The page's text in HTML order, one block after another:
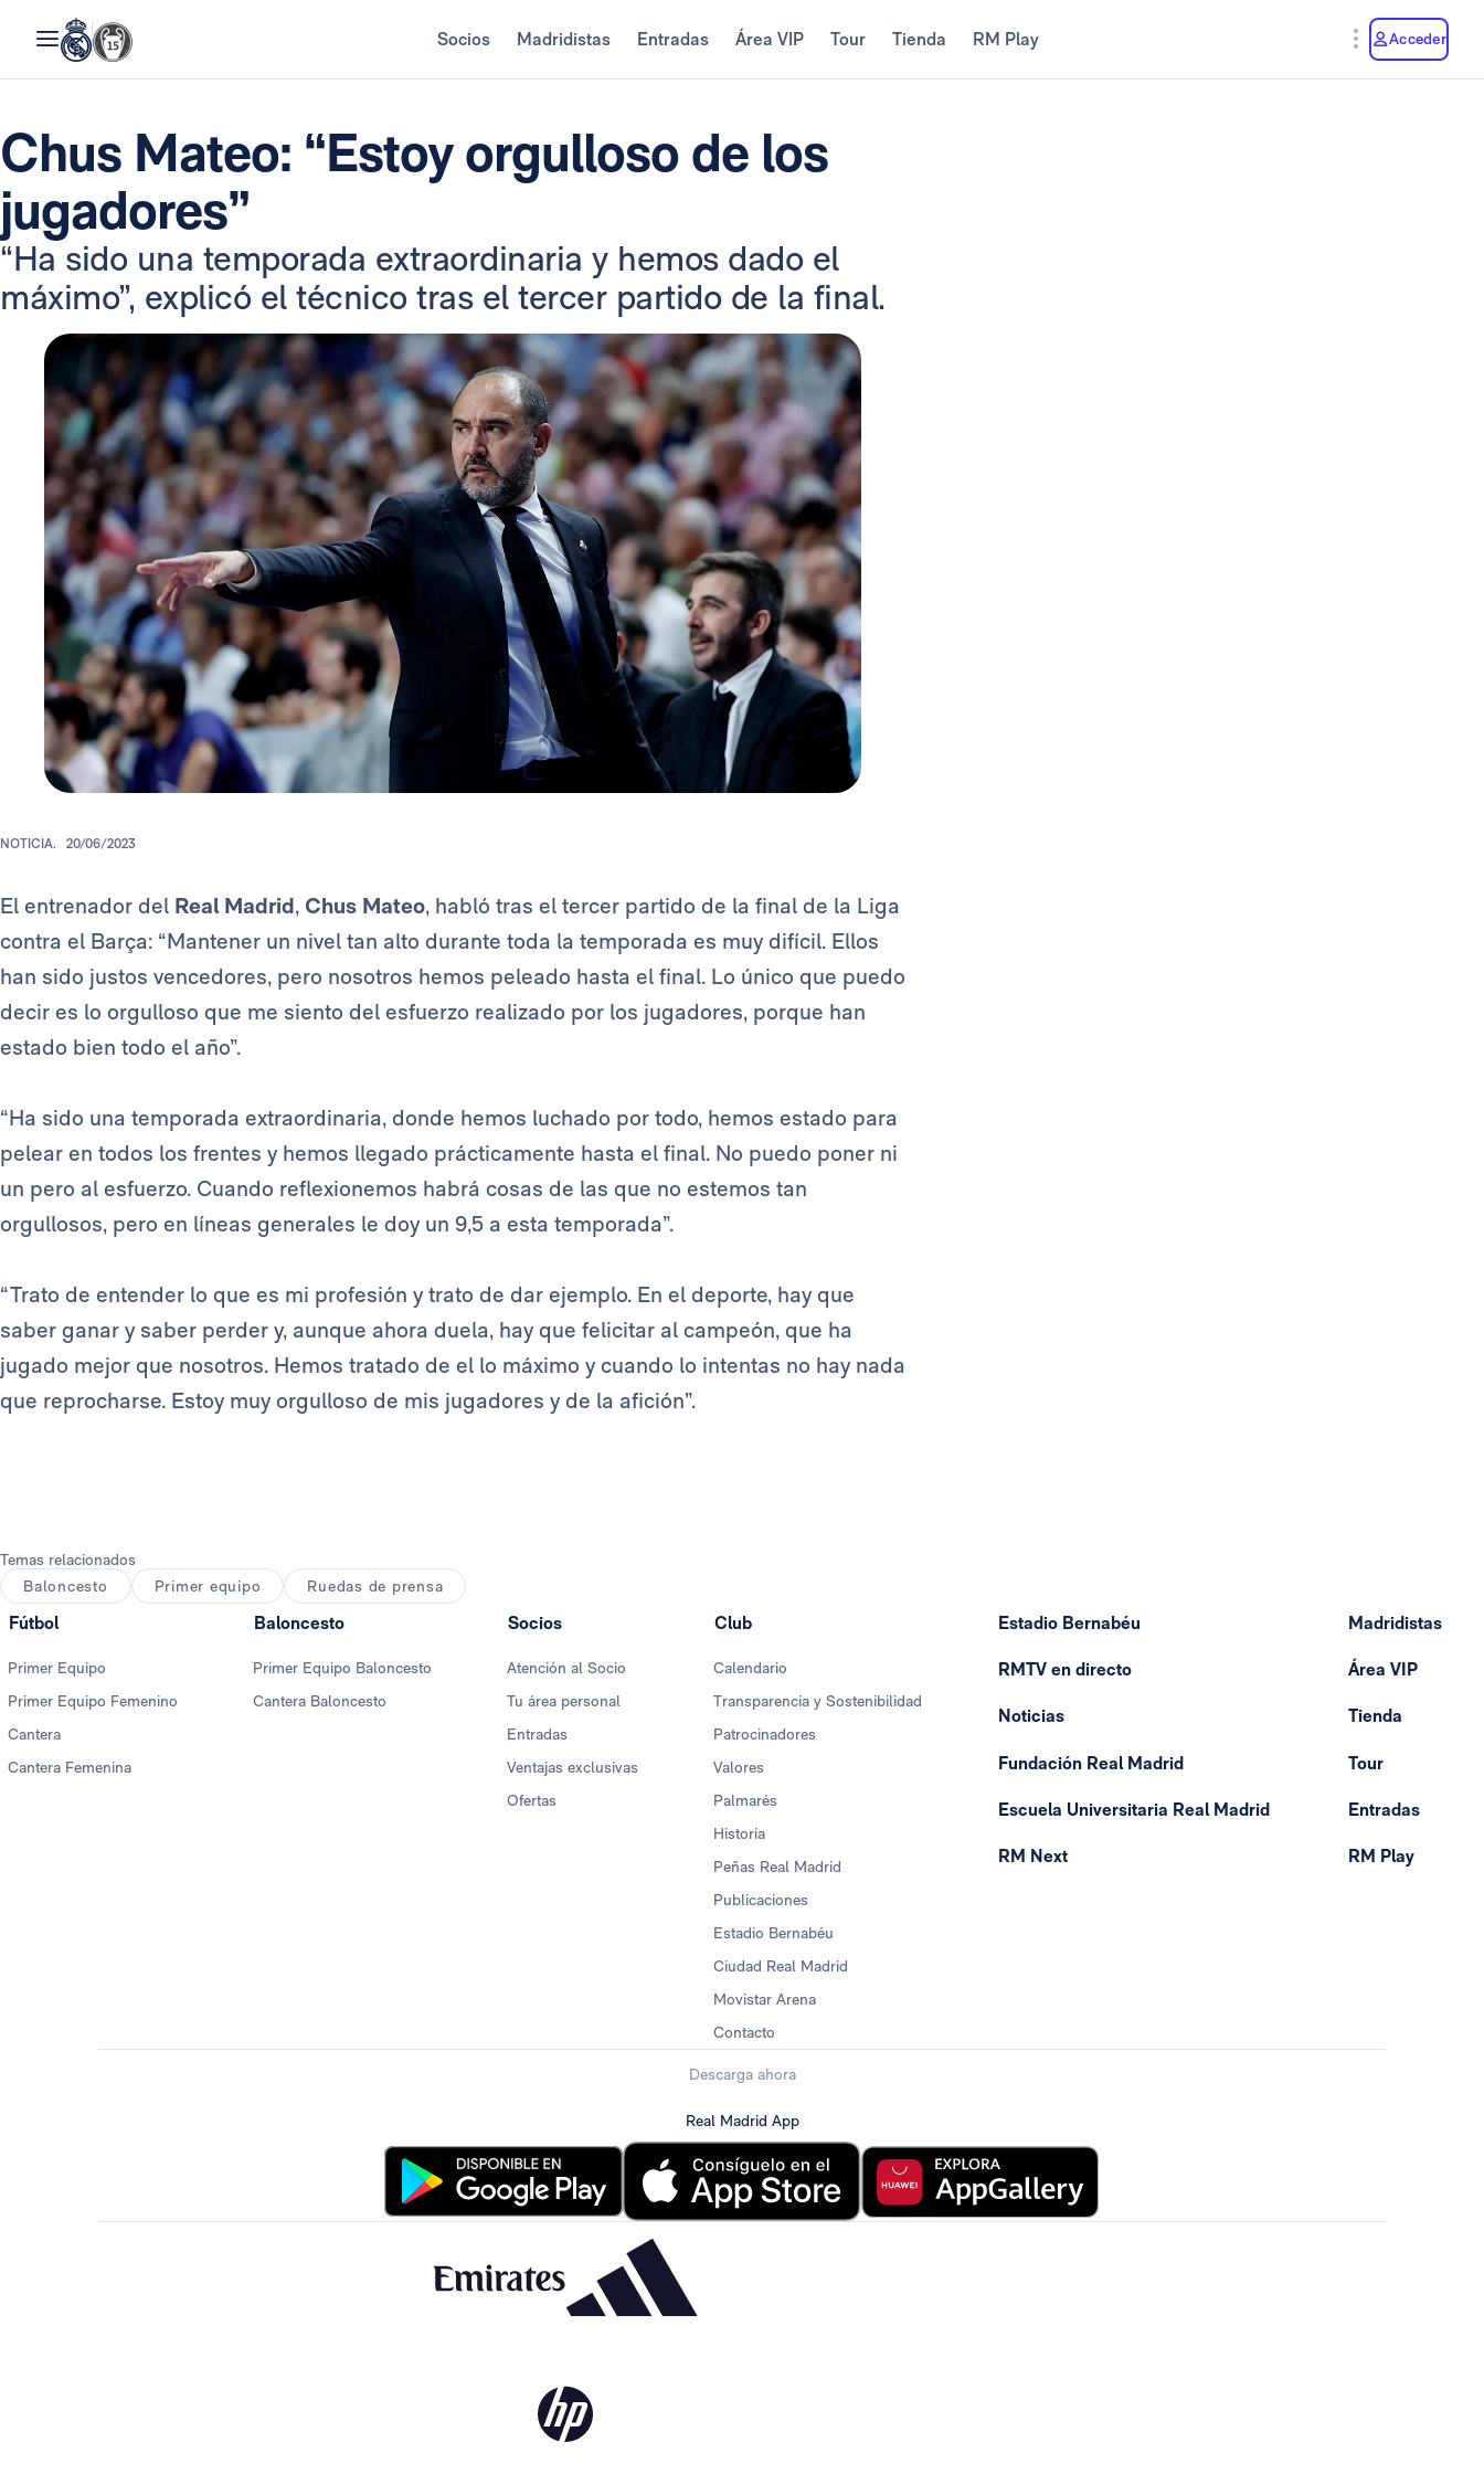
Socios Madridistas Entradas Área VIP Tour Tienda RM Play Acceder
Chus Mateo: “Estoy orgulloso de los
jugadores”
“Ha sido una temporada extraordinaria y hemos dado el
máximo”, explicó el técnico tras el tercer partido de la final.
NOTICIA. 20/06/2023
El entrenador del Real Madrid, Chus Mateo, habló tras el tercer partido de la final de la Liga
contra el Barça: “Mantener un nivel tan alto durante toda la temporada es muy difícil. Ellos
han sido justos vencedores, pero nosotros hemos peleado hasta el final. Lo único que puedo
decir es lo orgulloso que me siento del esfuerzo realizado por los jugadores, porque han
estado bien todo el año”.
“Ha sido una temporada extraordinaria, donde hemos luchado por todo, hemos estado para
pelear en todos los frentes y hemos llegado prácticamente hasta el final. No puedo poner ni
un pero al esfuerzo. Cuando reflexionemos habrá cosas de las que no estemos tan
orgullosos, pero en líneas generales le doy un 9,5 a esta temporada”.
“Trato de entender lo que es mi profesión y trato de dar ejemplo. En el deporte, hay que
saber ganar y saber perder y, aunque ahora duela, hay que felicitar al campeón, que ha
jugado mejor que nosotros. Hemos tratado de el lo máximo y cuando lo intentas no hay nada
que reprocharse. Estoy muy orgulloso de mis jugadores y de la afición”.
Temas relacionados
Baloncesto
Primer equipo Ruedas de prensa
Fútbol
Primer Equipo
Primer Equipo Femenino
Cantera
Cantera Femenina
Baloncesto
Primer Equipo Baloncesto
Cantera Baloncesto
Socios
Atención al Socio
Tu área personal
Entradas
Ventajas exclusivas
Ofertas
Club
Calendario
Transparencia y Sostenibilidad
Patrocinadores
Valores
Palmarés
Historia
Peñas Real Madrid
Publicaciones
Estadio Bernabéu
Ciudad Real Madrid
Movistar Arena
Contacto
Estadio Bernabéu
RMTV en directo
Noticias
Fundación Real Madrid
Escuela Universitaria Real Madrid
RM Next
Madridistas
Área VIP
Tienda
Tour
Entradas
RM Play
Descarga ahora
Real Madrid App